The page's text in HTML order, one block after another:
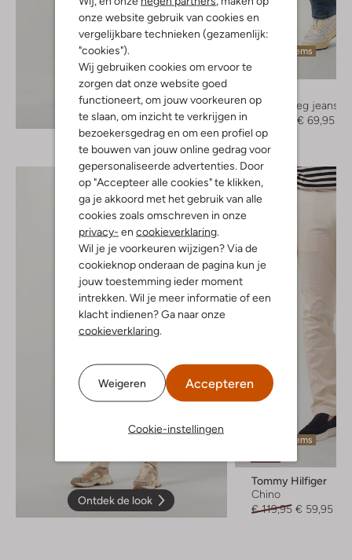
onze website gebruik van cookies en
vergelijkbare technieken (gezamenlijk:
"cookies").
Wij gebruiken cookies om ervoor te
zorgen dat onze website goed
functioneert, om jouw voorkeuren op
te slaan, om inzicht te verkrijgen in
bezoekersgedrag en om een profiel op
te bouwen van jouw online gedrag voor
gepersonaliseerde advertenties. Door
op "Accepteer alle cookies" te klikken,
ga je akkoord met het gebruik van alle
cookies zoals omschreven in onze
privacy- en cookieverklaring.
Wil je je voorkeuren wijzigen? Via de
cookieknop onderaan de pagina kun je
jouw toestemming ieder moment
intrekken. Wil je meer informatie of een
klacht indienen? Ga naar onze
cookieverklaring.
Weigeren Accepteren
Cookie-instellingen
Ontdek de look
Laatste items
Straight leg jeans
€ 69,95
Ontdek de look
Laatste items
Tommy Hilfiger
Chino
€ 119,95 € 59,95